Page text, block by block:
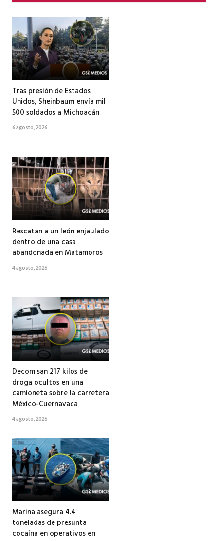
Tras presión de Estados
Unidos, Sheinbaum envía mil
500 soldados a Michoacán
6 agosto, 2026
Rescatan a un león enjaulado
dentro de una casa
abandonada en Matamoros
4 agosto, 2026
Decomisan 217 kilos de
droga ocultos en una
camioneta sobre la carretera
México-Cuernavaca
4 agosto, 2026
Marina asegura 4.4
toneladas de presunta
cocaína en operativos en